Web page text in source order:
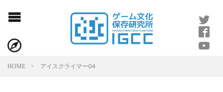
HOME アイスクライマー04